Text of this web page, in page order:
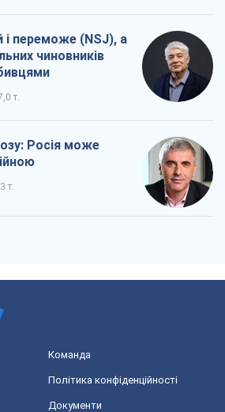
переможе (NSJ), а
чиновників
т.
Росія може
т.
Команда
Політика конфіденційності
Документи